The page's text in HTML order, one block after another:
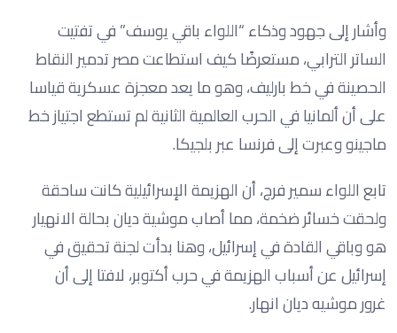
وأشار إلى جهود وذكاء “اللواء باقي يوسف” في تفتيت
الساتر الترابي، مستعرضًا كيف استطاعت مصر تدمير النقاط
الحصينة في خط بارليف، وهو ما يعد معجزة عسكرية قياسا
على أن ألمانيا في الحرب العالمية الثانية لم تستطع اجتياز خط
ماجينو وعبرت إلى فرنسا عبر بلجيكا.
تابع اللواء سمير فرج، أن الهزيمة الإسرائيلية كانت ساحقة
ولحقت خسائر ضخمة، مما أصاب موشية ديان بحالة الانهيار
هو وباقي القادة في إسرائيل، وهنا بدأت لجنة تحقيق في
إسرائيل عن أسباب الهزيمة في حرب أكتوبر، لافتا إلى أن
غرور موشيه ديان انهار.